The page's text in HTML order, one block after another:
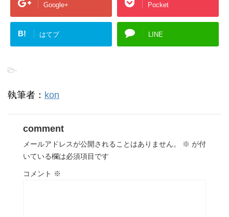
Google+ Pocket
B! はてブ LINE
-
執筆者： kon
comment
メールアドレスが公開されることはありません。 ※ が付
いている欄は必須項目です
コメント ※